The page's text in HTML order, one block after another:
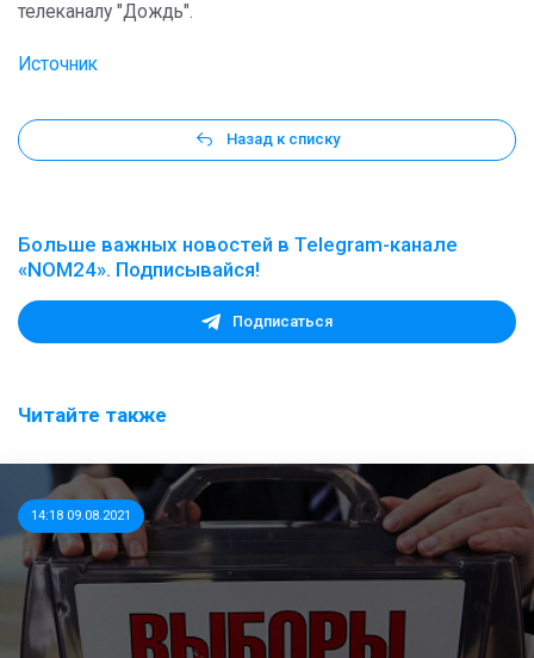
телеканалу "Дождь".
Источник
Назад к списку
Больше важных новостей в Telegram-канале
«NOM24». Подписывайся!
Подписаться
Читайте также
14:18 09.08.2021